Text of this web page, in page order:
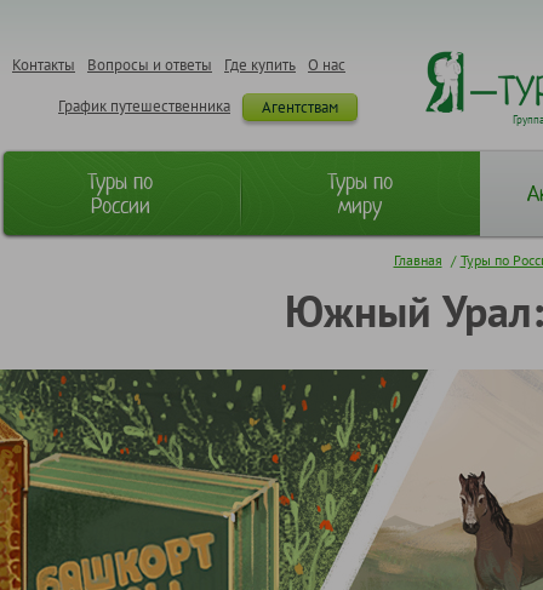
О нас
Где купить
Вопросы и ответы
Контакты
Агентствам
График путешественника
Туры по
России
Туры по
миру
Главная / Туры по
Южный Урал: